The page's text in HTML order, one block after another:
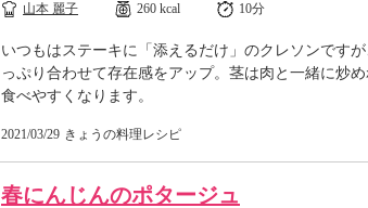
山本 麗子 260 kcal 10分
いつもはステーキに「添えるだけ」のクレソンです
っぷり合わせて存在感をアップ。茎は肉と一緒に炒
食べやすくなります。
2021/03/29 きょうの料理レシピ
春にんじんのポタージュ